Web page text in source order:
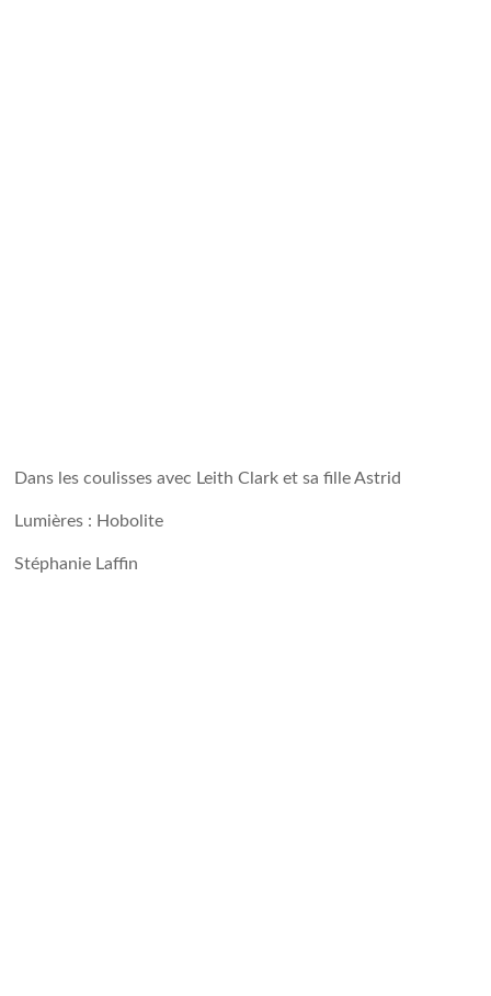
Dans les coulisses avec Leith Clark et sa fille Astrid
Lumières : Hobolite
Stéphanie Laffin